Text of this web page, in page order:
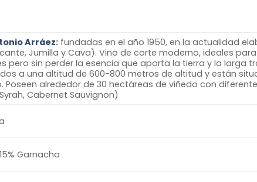
Arráez: fundadas en el año 1950, en la actualidad
Jumilla y Cava). Vino de corte moderno, ideales
pero sin perder la esencia que aporta la tierra y la larga
a una altitud de 600-800 metros de altitud y están
Poseen alrededor de 30 hectáreas de viñedo con
Cabernet Sauvignon)
Garnacha